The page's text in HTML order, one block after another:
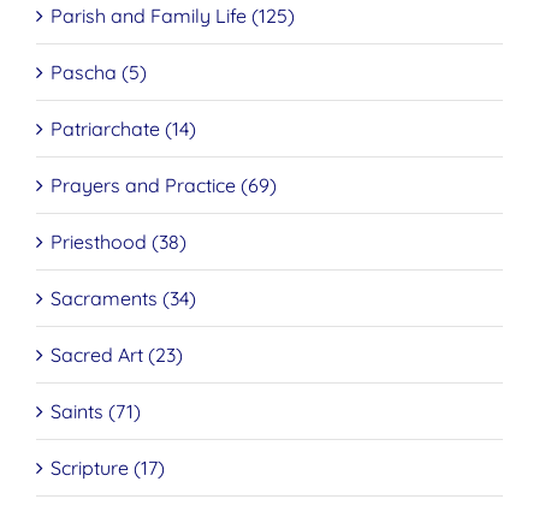
Parish and Family Life (125)
Pascha (5)
Patriarchate (14)
Prayers and Practice (69)
Priesthood (38)
Sacraments (34)
Sacred Art (23)
Saints (71)
Scripture (17)